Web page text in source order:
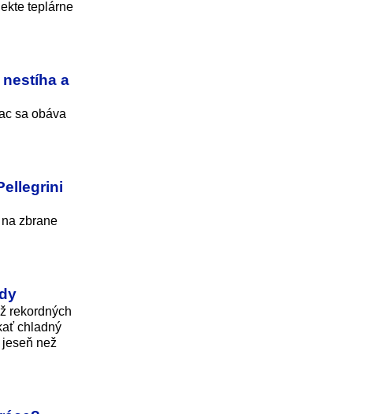
teplárne
a
sa obáva
zbrane
rekordných
chladný
než